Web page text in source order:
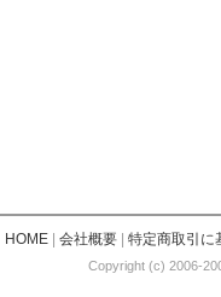
HOME| 会社概要| 特定商取引に
Copyright (c) 2006-